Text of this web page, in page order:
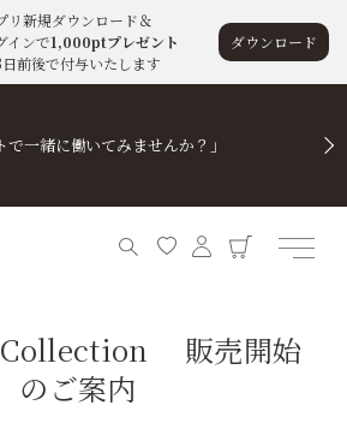
リ新規ダウンロード＆
インで1,000ptプレゼント
前後で付与いたします
ダウンロード
で一緒に働いてみませんか？」
Collection 販売開始
のご案内